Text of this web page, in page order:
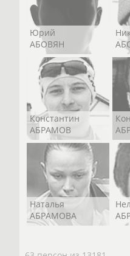
Юрий
АБОВЯН
Константин
АБРАМОВ
Наталья
АБРАМОВА